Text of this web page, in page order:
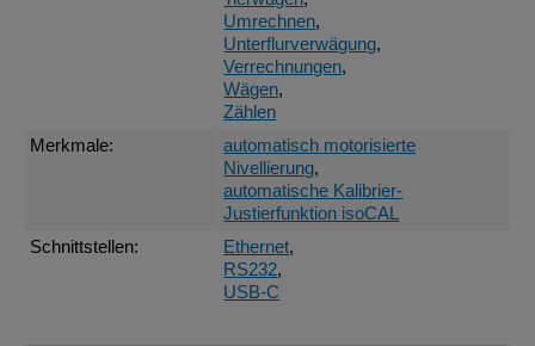
Umrechnen,
Unterflurverwägung,
Verrechnungen,
Wägen,
Zählen
Merkmale:
automatisch motorisierte
Nivellierung,
automatische Kalibrier-
Justierfunktion isoCAL
Schnittstellen:
Ethernet,
RS232,
USB-C